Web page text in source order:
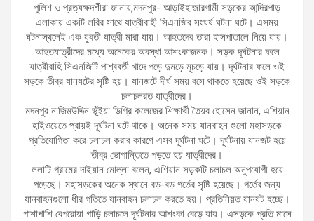
পুলিশ ও প্রত্যক্ষদর্শীরা জানায়,মদনপুর- আড়াইহাজারগামী সড়কের আন্দিরপাড়
এলাকায় একটি লরির সাথে যাত্রীবাহী সিএনজির সংঘর্ষ ঘটনা ঘটে। এসময়
ঘটনাস্থলেই এক যুবতী যাত্রী মারা যায়। আহতদের তারা হাসপাতালে নিয়ে যায়।
আহতযাত্রীদের মধ্যে অনেকের অবস্থা আশংকাজনক। সড়ক দূর্ঘটনার ফলে
যাত্রীবাহি সিএনজিটি পাশ্ববর্তী খাদে পড়ে দুমড়ে মুচড়ে যায়। দূর্ঘটনার ফলে ওই
সড়কে তীব্র যানযটের সৃষ্টি হয়। যানজটে দীর্ঘ সময় বসে থাকতে হয়েছে ওই সড়কে
চলাচলরত যাত্রীদের।
মদনপুর নাজিমউদ্দিন ভূঁইয়া ডিগ্রি কলেজের শিক্ষার্থী তৈয়ব হোসেন জানান, এশিয়ান
হাইওয়েতে প্রায়ই দূর্ঘটনা ঘটে থাকে। অনেক সময় যানবাহন গুলো মহাসড়কে
প্রতিযোগিতা করে চলাচল করার কারণে এসব দূর্ঘটনা ঘটে। দূর্ঘটনায় যানজট হয়ে
তীব্র ভোগান্তিতে পড়তে হয় যাত্রীদের।
ললাটি গ্রামের দাইয়ান মোল্লা বলেন, এশিয়ান সড়কটি চলাচল অনুপযোগী হয়ে
পড়েছে। মহাসড়কের অনেক স্থানে বড়-বড় গর্তের সৃষ্টি হয়েছে। গর্তের জন্য
যানবাহনগুলো ধীর গতিতে যানবাহন চলাচল করতে হয়। প্রতিনিয়ত যানযট হচ্ছে।
পাশাপাশি বেপরোয়া গাড়ি চলাচলে দূর্ঘটনার আশংকা বেড়ে যায়। এসড়কে প্রতি মাসে